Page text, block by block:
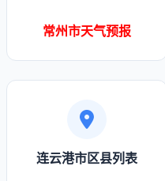
常州市天气预报
连云港市区县列表